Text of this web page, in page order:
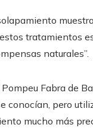
tratamientos
naturales”.
Fabra de
conocían, pero
mucho más